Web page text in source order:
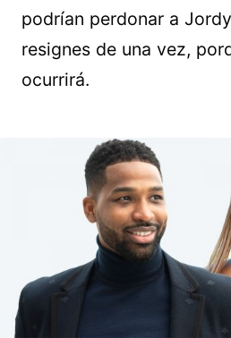
podrían perdonar a
resignes de una vez,
ocurrirá.